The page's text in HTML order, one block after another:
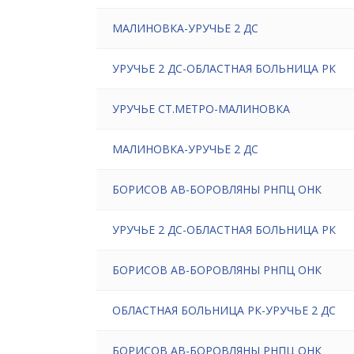
МАЛИНОВКА-УРУЧЬЕ 2 ДС
УРУЧЬЕ 2 ДС-ОБЛАСТНАЯ БОЛЬНИЦА РК
УРУЧЬЕ СТ.МЕТРО-МАЛИНОВКА
МАЛИНОВКА-УРУЧЬЕ 2 ДС
БОРИСОВ АВ-БОРОВЛЯНЫ РНПЦ ОНК
УРУЧЬЕ 2 ДС-ОБЛАСТНАЯ БОЛЬНИЦА РК
БОРИСОВ АВ-БОРОВЛЯНЫ РНПЦ ОНК
ОБЛАСТНАЯ БОЛЬНИЦА РК-УРУЧЬЕ 2 ДС
БОРИСОВ АВ-БОРОВЛЯНЫ РНПЦ ОНК